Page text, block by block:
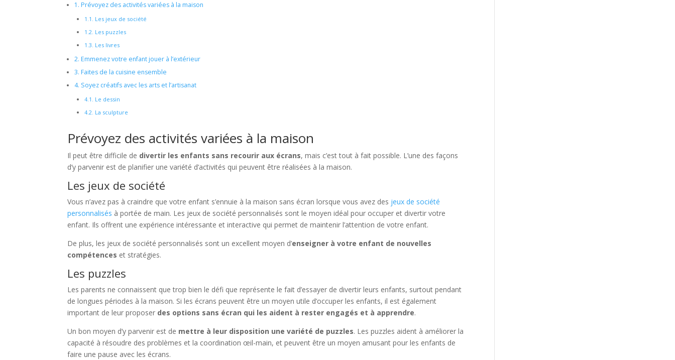
1. Prévoyez des activités variées à la maison
1.1. Les jeux de société
1.2. Les puzzles
1.3. Les livres
2. Emmenez votre enfant jouer à l’extérieur
3. Faites de la cuisine ensemble
4. Soyez créatifs avec les arts et l’artisanat
4.1. Le dessin
4.2. La sculpture
Prévoyez des activités variées à la maison
Il peut être difficile de divertir les enfants sans recourir aux écrans, mais c’est tout à fait possible. L’une des façons
d’y parvenir est de planifier une variété d’activités qui peuvent être réalisées à la maison.
Les jeux de société
Vous n’avez pas à craindre que votre enfant s’ennuie à la maison sans écran lorsque vous avez des jeux de société
personnalisés à portée de main. Les jeux de société personnalisés sont le moyen idéal pour occuper et divertir votre
enfant. Ils offrent une expérience intéressante et interactive qui permet de maintenir l’attention de votre enfant.
De plus, les jeux de société personnalisés sont un excellent moyen d’enseigner à votre enfant de nouvelles
compétences et stratégies.
Les puzzles
Les parents ne connaissent que trop bien le défi que représente le fait d’essayer de divertir leurs enfants, surtout pendant
de longues périodes à la maison. Si les écrans peuvent être un moyen utile d’occuper les enfants, il est également
important de leur proposer des options sans écran qui les aident à rester engagés et à apprendre.
Un bon moyen d’y parvenir est de mettre à leur disposition une variété de puzzles. Les puzzles aident à améliorer la
capacité à résoudre des problèmes et la coordination œil-main, et peuvent être un moyen amusant pour les enfants de
faire une pause avec les écrans.